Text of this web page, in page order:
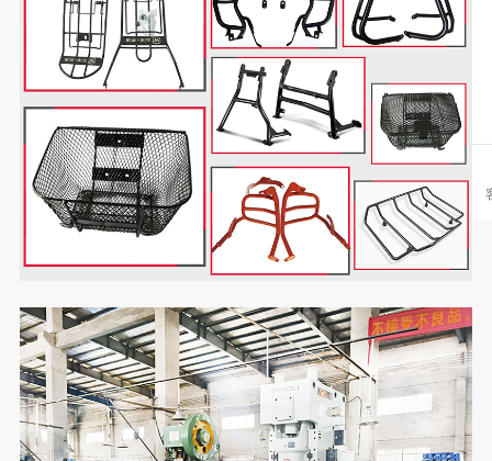
【家具数字化案例】雅柏家具选用永拓数字家具ERP，打造高端酒
店家具数字化体系
广东雅柏家具实业有限公司（以下简称“雅柏家具”）成立于1999年，是一
家集设计、生产、销售和服务为一体，专为高端星级酒店、公寓、